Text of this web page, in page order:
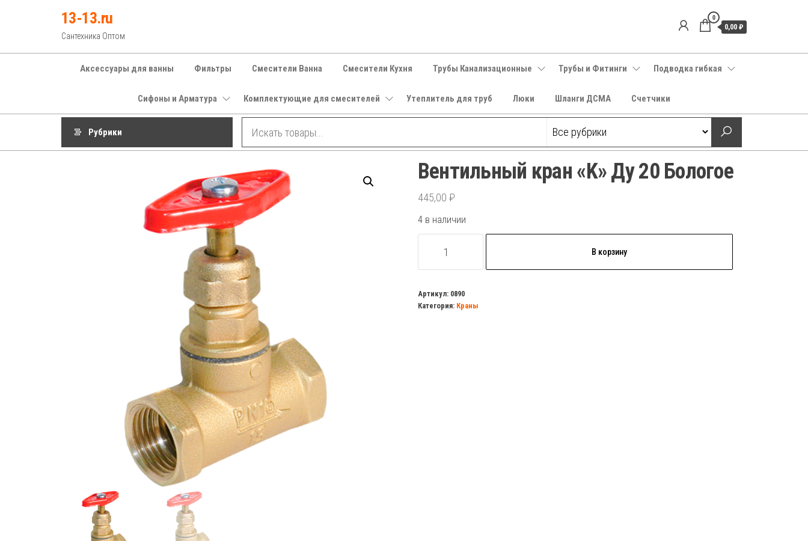
13-13.ru
Сантехника Оптом
0
0,00 ₽
Аксессуары для ванны Фильтры Смесители Ванна Смесители Кухня Трубы Канализационные Трубы и Фитинги Подводка гибкая
Сифоны и Арматура Комплектующие для смесителей Утеплитель для труб Люки Шланги ДСМА Счетчики
Рубрики
Вентильный кран «K» Ду 20 Бологое
445,00 ₽
4 в наличии
товара
кран
"K"
В корзину
Артикул: 0890
Категория: Краны